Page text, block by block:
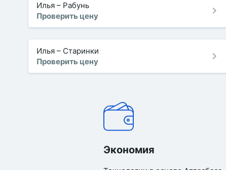
Илья – Рабунь
Проверить цену
Илья – Старинки
Проверить цену
Экономия